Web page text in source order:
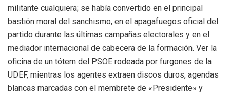
militante cualquiera; se había convertido en el principal
bastión moral del sanchismo, en el apagafuegos oficial del
partido durante las últimas campañas electorales y en el
mediador internacional de cabecera de la formación. Ver la
oficina de un tótem del PSOE rodeada por furgones de la
UDEF, mientras los agentes extraen discos duros, agendas
blancas marcadas con el membrete de «Presidente» y